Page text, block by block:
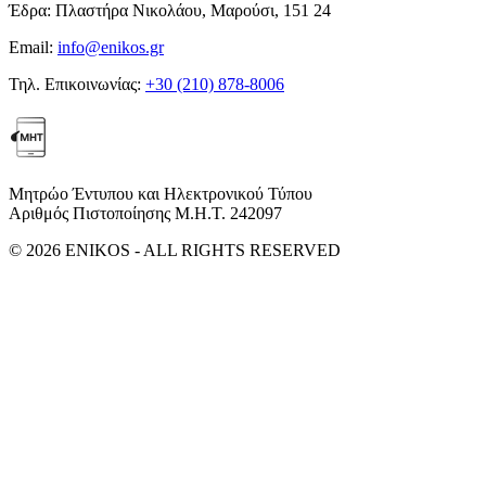
Έδρα: Πλαστήρα Νικολάου, Μαρούσι, 151 24
Email: info@enikos.gr
Τηλ. Επικοινωνίας: +30 (210) 878-8006
Μητρώο Έντυπου και Ηλεκτρονικού Τύπου
Αριθμός Πιστοποίησης Μ.Η.Τ. 242097
© 2026 ENIKOS - ALL RIGHTS RESERVED